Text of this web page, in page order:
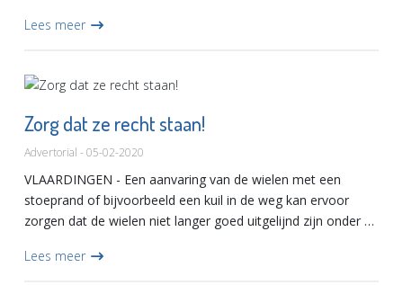
een afspra...
Lees meer
Zorg dat ze recht staan!
Advertorial - 05-02-2020
VLAARDINGEN - Een aanvaring van de wielen met een
stoeprand of bijvoorbeeld een kuil in de weg kan ervoor
zorgen dat de wielen niet langer goed uitgelijnd zijn onder de
a...
Lees meer